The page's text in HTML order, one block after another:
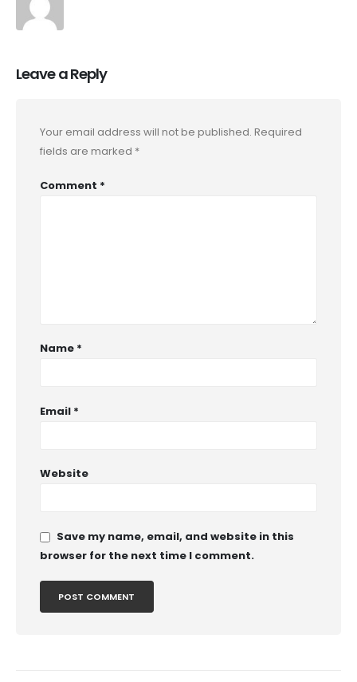
Leave a Reply
Your email address will not be published. Required
fields are marked *
Comment *
Name *
Email *
Website
Save my name, email, and website in this
browser for the next time I comment.